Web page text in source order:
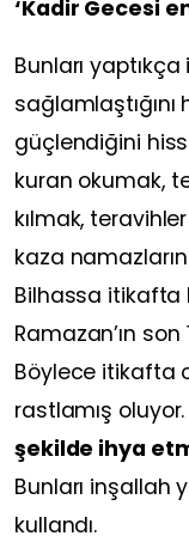
‘Kadir Gecesi
Bunları
sağlamlaştığını
güçlendiğini
kuran okumak,
kılmak,
kaza
Bilhassa itikafta
Ramazan’ın
Böylece itikafta
rastlamış oluyor.
şekilde ihya
Bunları inşallah
kullandı.